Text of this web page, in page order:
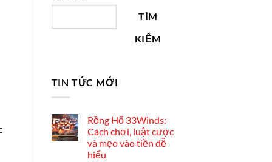
TÌM
KIẾM
TIN TỨC MỚI
Rồng Hổ 33Winds:
Cách chơi, luật cược
và mẹo vào tiền dễ
hiểu